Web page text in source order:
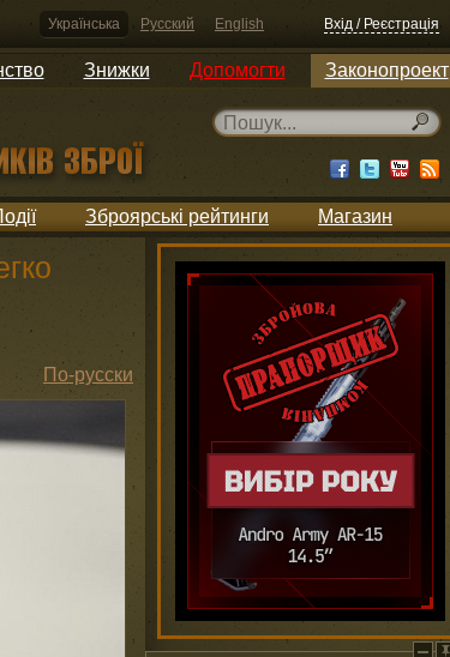
Українська Русский English Вхід / Реєстрація
Знижки Допомогти Законопроект
Зброярські рейтинги Магазин
По-русски